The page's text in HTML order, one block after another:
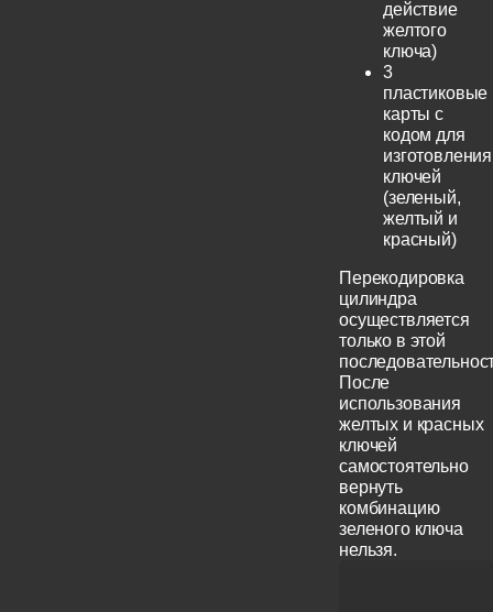
действие
желтого
ключа)
3
пластиковые
карты с
кодом для
изготовления
ключей
(зеленый,
желтый и
красный)
Перекодировка
цилиндра
осуществляется
только в этой
После
использования
желтых и красных
ключей
самостоятельно
вернуть
комбинацию
зеленого ключа
нельзя.